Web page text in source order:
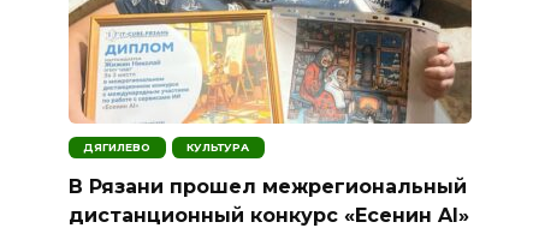
ДЯГИЛЕВО КУЛЬТУРА
В Рязани прошел межрегиональный
дистанционный конкурс «Есенин AI»